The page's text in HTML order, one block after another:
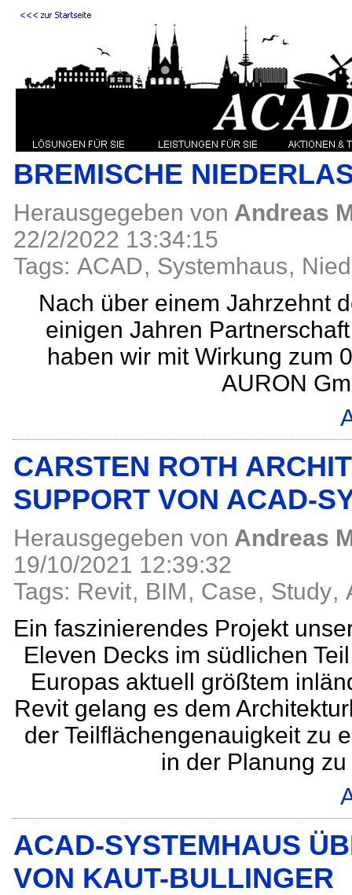
BREMISCHE
Herausgegeben von Andreas
22/2/2022 13:34:15
Tags: ACAD, Systemhaus,
Nach über einem Jahrzehnt
einigen Jahren
haben wir mit Wirkung zum
AURON
CARSTEN ROTH
SUPPORT VON ACAD-
Herausgegeben von Andreas
19/10/2021 12:39:32
Tags: Revit, BIM, Case, Study,
Ein faszinierendes Projekt
Eleven Decks im südlichen
Europas aktuell größtem
Revit gelang es dem
der Teilflächengenauigkeit zu
in der Planung
ACAD-SYSTEMHAUS
VON KAUT-BULLINGER